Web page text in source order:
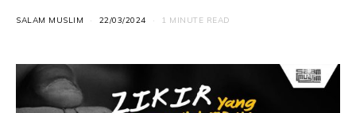
SALAM MUSLIM 22/03/2024 1 MINUTE READ